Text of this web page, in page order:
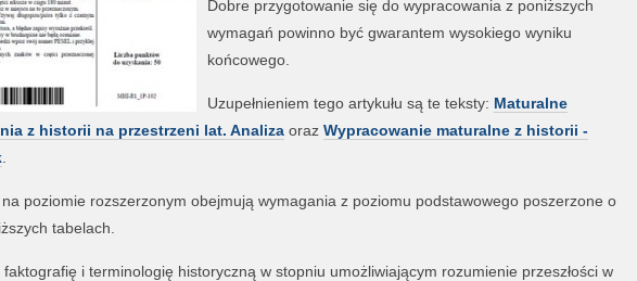
Dobre przygotowanie się do wypracowania z poniższych
wymagań powinno być gwarantem wysokiego wyniku
końcowego.
Uzupełnieniem tego artykułu są te teksty: Maturalne
z historii na przestrzeni lat. Analizaoraz Wypracowanie maturalne z historii -
.
poziomie rozszerzonym obejmują wymagania z poziomu podstawowego poszerzone o
tabelach.
i terminologię historyczną w stopniu umożliwiającym rozumienie przeszłości w